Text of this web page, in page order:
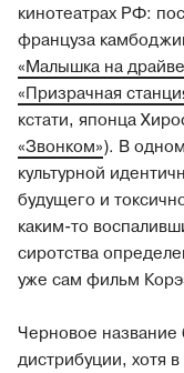
кинотеатрах РФ:
француза
«Малышка на
«Призрачная
кстати, японца
«Звонком»). В
культурной
будущего и
каким-то
сиротства
уже сам фильм
Черновое
дистрибуции, хотя